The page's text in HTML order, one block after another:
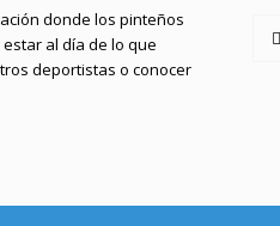
donde los pinteños
al día de lo que
deportistas o conocer